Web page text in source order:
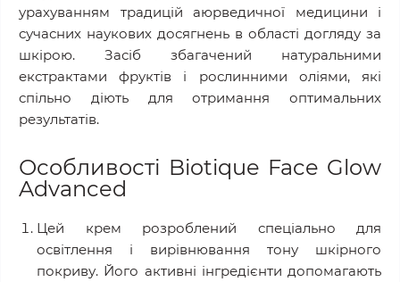
урахуванням традицій аюрведичної медицини і
сучасних наукових досягнень в області догляду за
шкірою. Засіб збагачений натуральними
екстрактами фруктів і рослинними оліями, які
спільно діють для отримання оптимальних
результатів.
Особливості Biotique Face Glow
Advanced
Цей крем розроблений спеціально для
освітлення і вирівнювання тону шкірного
покриву. Його активні інгредієнти допомагають